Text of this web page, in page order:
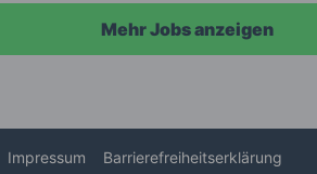
Mehr Jobs anzeigen
Impressum Barrierefreiheitserklärung